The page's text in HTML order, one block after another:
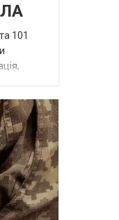
101